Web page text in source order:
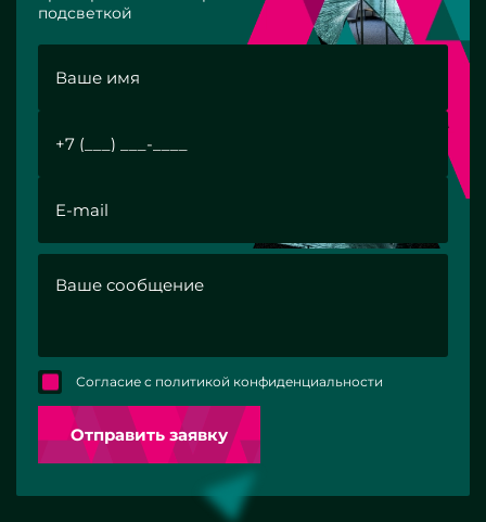
подсветкой
Согласие с политикой конфиденциальности
Отправить заявку